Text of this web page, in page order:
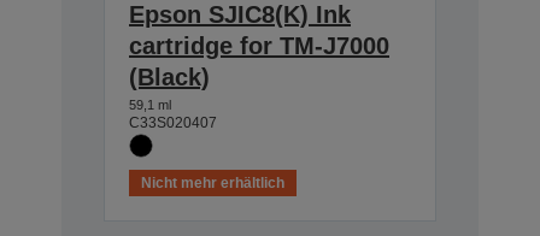
Epson SJIC8(K) Ink
cartridge for TM-J7000
(Black)
59,1 ml
C33S020407
Nicht mehr erhältlich